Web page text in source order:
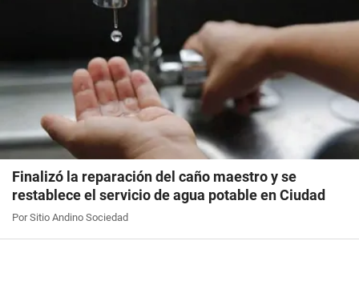
Finalizó la reparación del caño maestro y se
restablece el servicio de agua potable en Ciudad
Por Sitio Andino Sociedad